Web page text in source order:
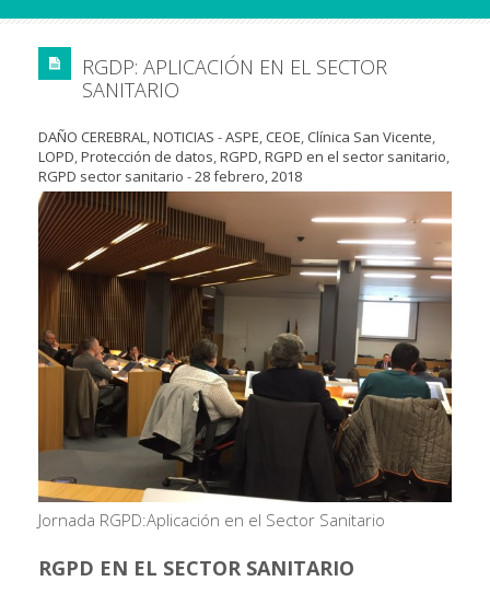
RGDP: APLICACIÓN EN EL SECTOR
SANITARIO
DAÑO CEREBRAL,NOTICIAS -ASPE, CEOE, Clínica San Vicente,
LOPD,Protección de datos,RGPD,RGPD en el sector sanitario,
RGPD sector sanitario -28 febrero, 2018
Jornada RGPD:Aplicación en el Sector Sanitario
RGPD EN EL SECTOR SANITARIO